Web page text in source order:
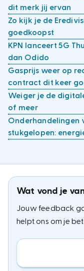
dit merk jij ervan
Zo kijk je de
goedkoopst
KPN lanceert 5G
dan Odido
Gasprijs weer op
contract dit keer
Weiger je de
of meer
Onderhandelingen
stukgelopen:
Wat vond je
Jouw feedback
helpt ons om je